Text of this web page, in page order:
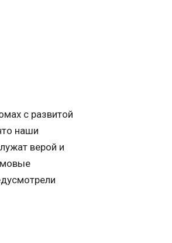
с развитой
наши
верой и